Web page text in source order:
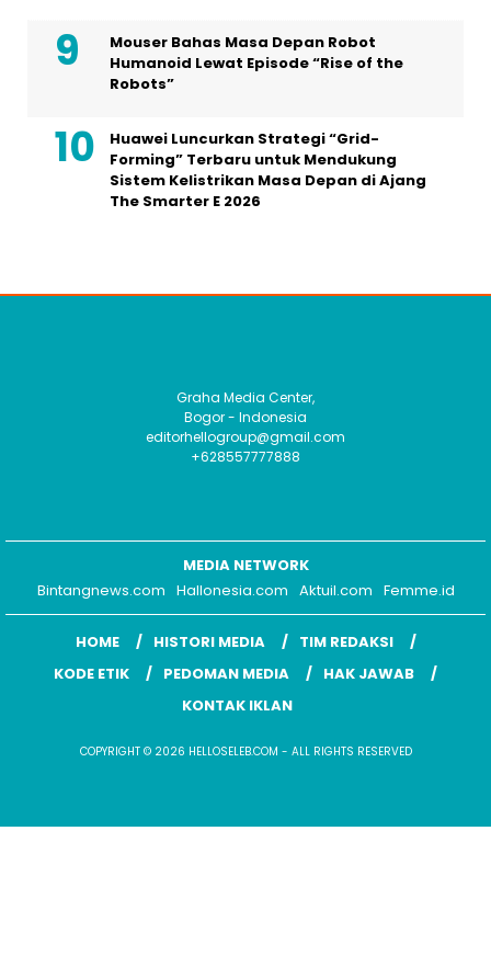
Mouser Bahas Masa Depan Robot
Humanoid Lewat Episode “Rise of the
Robots”
Huawei Luncurkan Strategi “Grid-
Forming” Terbaru untuk Mendukung
Sistem Kelistrikan Masa Depan di Ajang
The Smarter E 2026
Graha Media Center,
Bogor - Indonesia
editorhellogroup@gmail.com
+628557777888
MEDIA NETWORK
Bintangnews.com Hallonesia.com Aktuil.com Femme.id
HOME HISTORI MEDIA
TIM REDAKSI
KODE ETIK
PEDOMAN MEDIA
HAK JAWAB
KONTAK IKLAN
COPYRIGHT © 2026 HELLOSELEB.COM - ALL RIGHTS RESERVED